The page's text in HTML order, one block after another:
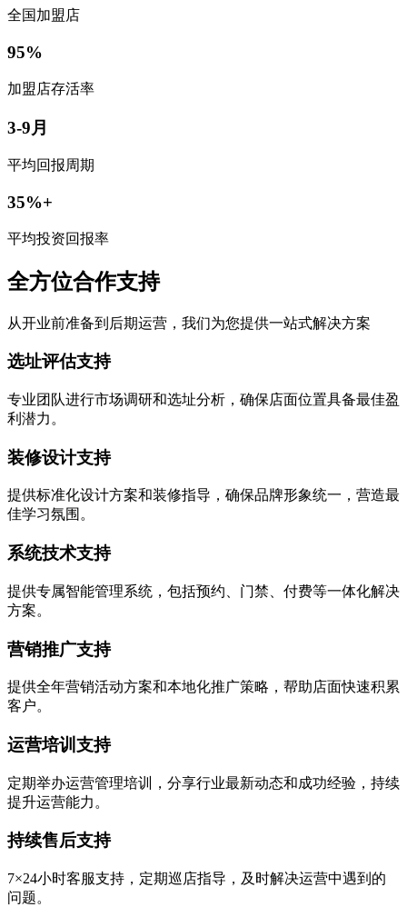
全国加盟店
95%
加盟店存活率
3-9月
平均回报周期
35%+
平均投资回报率
全方位合作支持
从开业前准备到后期运营，我们为您提供一站式解决方案
选址评估支持
专业团队进行市场调研和选址分析，确保店面位置具备最佳盈
利潜力。
装修设计支持
提供标准化设计方案和装修指导，确保品牌形象统一，营造最
佳学习氛围。
系统技术支持
提供专属智能管理系统，包括预约、门禁、付费等一体化解决
方案。
营销推广支持
提供全年营销活动方案和本地化推广策略，帮助店面快速积累
客户。
运营培训支持
定期举办运营管理培训，分享行业最新动态和成功经验，持续
提升运营能力。
持续售后支持
7×24小时客服支持，定期巡店指导，及时解决运营中遇到的
问题。